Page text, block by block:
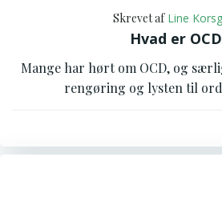
Skrevet af Line
Hvad er
Mange har hørt om OCD, og
rengøring og lysten til